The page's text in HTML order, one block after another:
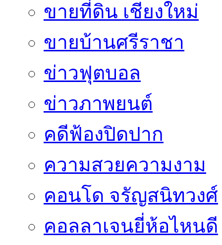
ขายที่ดิน เชียงใหม่
ขายบ้านศรีราชา
ข่าวฟุตบอล
ข่าวภาพยนต์
คดีฟ้องปิดปาก
ความสวยความงาม
คอนโด จรัญสนิทวงศ์
คอลลาเจนยี่ห้อไหนดี